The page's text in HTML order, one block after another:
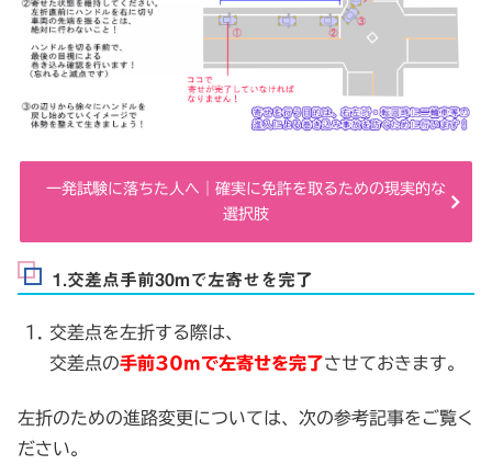
一発試験に落ちた人へ｜確実に免許を取るための現実的な
選択肢
1.交差点手前30mで左寄せを完了
交差点を左折する際は、
交差点の手前30mで左寄せを完了させておきます。
左折のための進路変更については、次の参考記事をご覧く
ださい。